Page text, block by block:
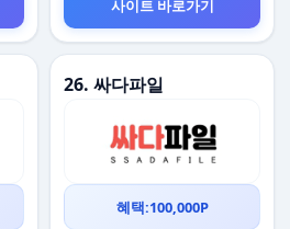
사이트 바로가기
26. 싸다파일
혜택:100,000P